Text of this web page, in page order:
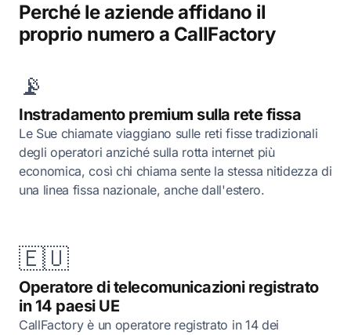
Perché le aziende affidano il
proprio numero a CallFactory
📡
Instradamento premium sulla rete fissa
Le Sue chiamate viaggiano sulle reti fisse tradizionali
degli operatori anziché sulla rotta internet più
economica, così chi chiama sente la stessa nitidezza di
una linea fissa nazionale, anche dall'estero.
🇪🇺
Operatore di telecomunicazioni registrato
in 14 paesi UE
CallFactory è un operatore registrato in 14 dei